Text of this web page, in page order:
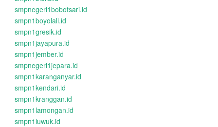
smpnegeri1bobotsari.id
smpn1boyolali.id
smpn1gresik.id
smpn1jayapura.id
smpn1jember.id
smpnegeri1jepara.id
smpn1karanganyar.id
smpn1kendari.id
smpn1kranggan.id
smpn1lamongan.id
smpn1luwuk.id